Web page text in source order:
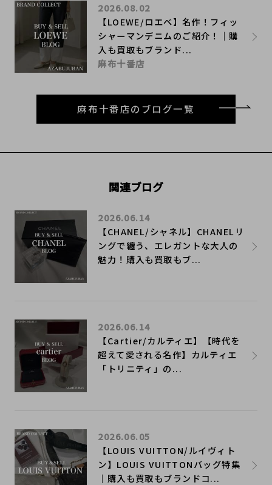
【LOEWE/ロエベ】名作！フィッ
シャーマンデニムのご紹介！｜購
入も買取もブランド...
2026.08.02
麻布十番店
麻布十番店のブログ一覧
関連ブログ
【CHANEL/シャネル】CHANELリ
ングで纏う、エレガントな大人の
魅力！購入も買取もブ...
2026.06.14
【Cartier/カルティエ】【時代を
超えて愛される名作】カルティエ
「トリニティ」の...
2026.06.14
【LOUIS VUITTON/ルイヴィト
ン】LOUIS VUITTONバッグ特集
｜購入も買取もブランドコ...
2026.06.05